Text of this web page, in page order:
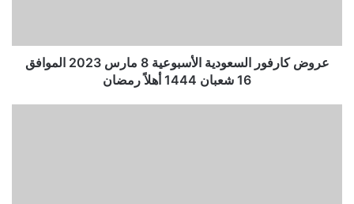
عروض كارفور السعودية الأسبوعية 8 مارس 2023 الموافق
16 شعبان 1444 أهلاً رمضان